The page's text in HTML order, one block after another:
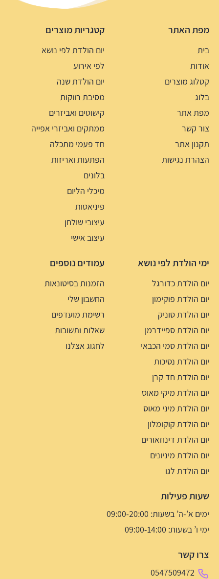
מפת האתר
בית
אודות
קטלוג מוצרים
בלוג
מפת אתר
צור קשר
תקנון אתר
הצהרת נגישות
קטגריות מוצרים
יום הולדת לפי נושא
לפי אירוע
יום הולדת שנה
מסיבת רווקות
קישוטים ואביזרים
ממתקים ואביזרי אפייה
חד פעמי מתכלה
הפתעות ואריזות
בלונים
מיכלי הליום
פיניאטות
עיצובי שולחן
עיצוב אישי
ימי הולדת לפי נושא
יום הולדת כדורגל
יום הולדת פוקימון
יום הולדת סוניק
יום הולדת ספיידרמן
יום הולדת סמי הכבאי
יום הולדת נסיכות
יום הולדת חד קרן
יום הולדת מיקי מאוס
יום הולדת מיני מאוס
יום הולדת קוקומלון
יום הולדת דינוזאורים
יום הולדת מיניונים
יום הולדת לגו
עמודים נוספים
הזמנות בסיטונאות
החשבון שלי
רשימת מועדפים
שאלות ותשובות
לחגוג אצלנו
שעות פעילות
ימים א’-ה’ בשעות: 09:00-20:00
ימי ו’ בשעות: 09:00-14:00
צרו קשר
0547509472